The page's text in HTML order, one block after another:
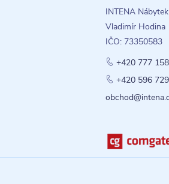
INTENA Nábytek
Vladimír Hodina
IČO: 73350583
+420 777
+420 596